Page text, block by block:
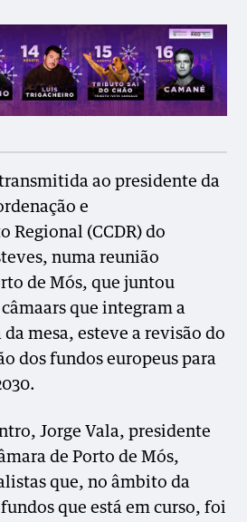
ao presidente da
e
Regional (CCDR) do
numa reunião
de Mós, que juntou
que integram a
mesa, esteve a revisão do
dos fundos europeus para
Jorge Vala, presidente
de Porto de Mós,
que, no âmbito da
que está em curso, foi